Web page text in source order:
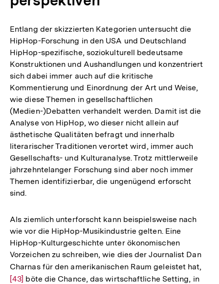
Entlang der skizzierten Kategorien untersucht die
HipHop-Forschung in den USA und Deutschland
HipHop-spezifische, soziokulturell bedeutsame
Konstruktionen und Aushandlungen und konzentriert
sich dabei immer auch auf die kritische
Kommentierung und Einordnung der Art und Weise,
wie diese Themen in gesellschaftlichen
(Medien-)Debatten verhandelt werden. Damit ist die
Analyse von HipHop, wo dieser nicht allein auf
ästhetische Qualitäten befragt und innerhalb
literarischer Traditionen verortet wird, immer auch
Gesellschafts- und Kulturanalyse. Trotz mittlerweile
jahrzehntelanger Forschung sind aber noch immer
Themen identifizierbar, die ungenügend erforscht
sind.
Als ziemlich unterforscht kann beispielsweise nach
wie vor die HipHop-Musikindustrie gelten. Eine
HipHop-Kulturgeschichte unter ökonomischen
Vorzeichen zu schreiben, wie dies der Journalist Dan
Charnas für den amerikanischen Raum geleistet hat,
[43] böte die Chance, das wirtschaftliche Setting, in